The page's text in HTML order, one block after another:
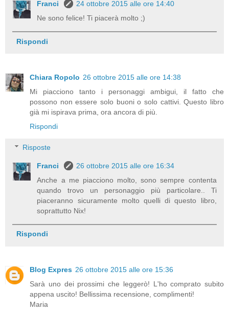
Franci
24 ottobre 2015 alle ore 14:40
Ne sono felice! Ti piacerà molto ;)
Rispondi
Chiara Ropolo 26 ottobre 2015 alle ore 14:38
Mi piacciono tanto i personaggi ambigui, il fatto che
possono non essere solo buoni o solo cattivi. Questo libro
già mi ispirava prima, ora ancora di più.
Rispondi
Risposte
Franci
26 ottobre 2015 alle ore 16:34
Anche a me piacciono molto, sono sempre contenta
quando trovo un personaggio più particolare.. Ti
piaceranno sicuramente molto quelli di questo libro,
soprattutto Nix!
Rispondi
Blog Expres 26 ottobre 2015 alle ore 15:36
Sarà uno dei prossimi che leggerò! L'ho comprato subito
appena uscito! Bellissima recensione, complimenti!
Maria